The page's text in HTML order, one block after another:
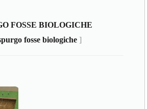
FOSSE BIOLOGICHE
fosse biologiche ]